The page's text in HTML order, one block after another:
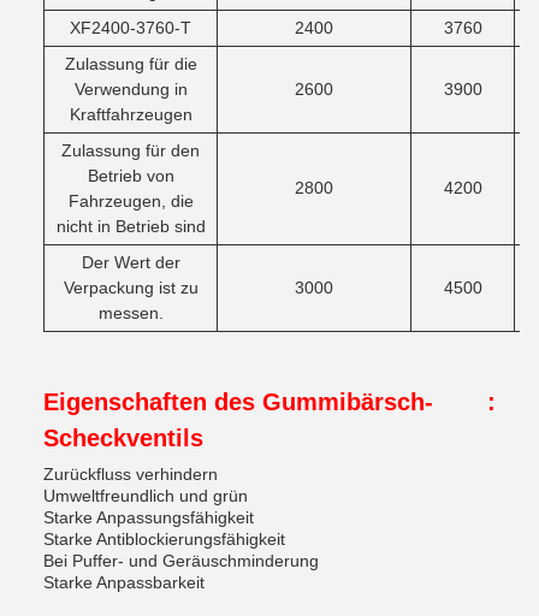
XF2400-3760-T
2400
3760
Zulassung für die
Verwendung in
Kraftfahrzeugen
2600 3900
Zulassung für den
Betrieb von
Fahrzeugen, die
nicht in Betrieb sind
2800 4200
Der Wert der
Verpackung ist zu
messen.
3000 4500
Eigenschaften des Gummibärsch-
Scheckventils
:
Zurückfluss verhindern
Umweltfreundlich und grün
Starke Anpassungsfähigkeit
Starke Antiblockierungsfähigkeit
Bei Puffer- und Geräuschminderung
Starke Anpassbarkeit